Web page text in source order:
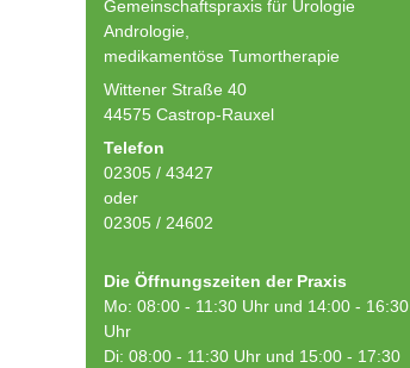
Gemeinschaftspraxis für Urologie
Andrologie,
medikamentöse Tumortherapie
Wittener Straße 40
44575 Castrop-Rauxel
Telefon
02305 / 43427
oder
02305 / 24602
Die Öffnungszeiten der Praxis
Mo: 08:00 - 11:30 Uhr und 14:00 - 16:30
Uhr
Di: 08:00 - 11:30 Uhr und 15:00 - 17:30